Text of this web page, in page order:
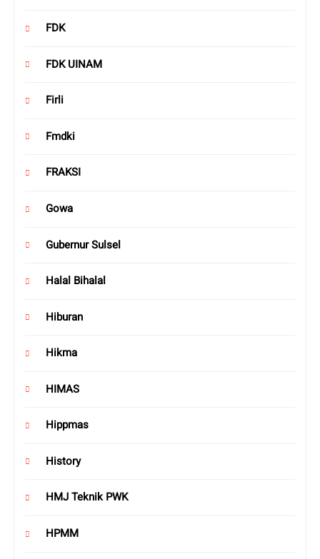
FDK
FDK UINAM
Firli
Fmdki
FRAKSI
Gowa
Gubernur Sulsel
Halal Bihalal
Hiburan
Hikma
HIMAS
Hippmas
History
HMJ Teknik PWK
HPMM